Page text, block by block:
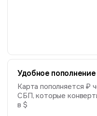
Удобное
Карта пополняется ₽
СБП, которые
в $